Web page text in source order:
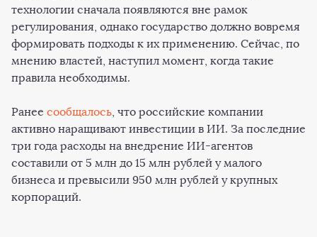
технологии сначала появляются вне рамок
регулирования, однако государство должно вовремя
формировать подходы к их применению. Сейчас, по
мнению властей, наступил момент, когда такие
правила необходимы.
Ранее сообщалось, что российские компании
активно наращивают инвестиции в ИИ. За последние
три года расходы на внедрение ИИ-агентов
составили от 5 млн до 15 млн рублей у малого
бизнеса и превысили 950 млн рублей у крупных
корпораций.